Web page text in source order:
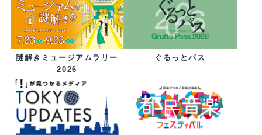
謎解きミュージアムラリー
2026
ぐるっとパス